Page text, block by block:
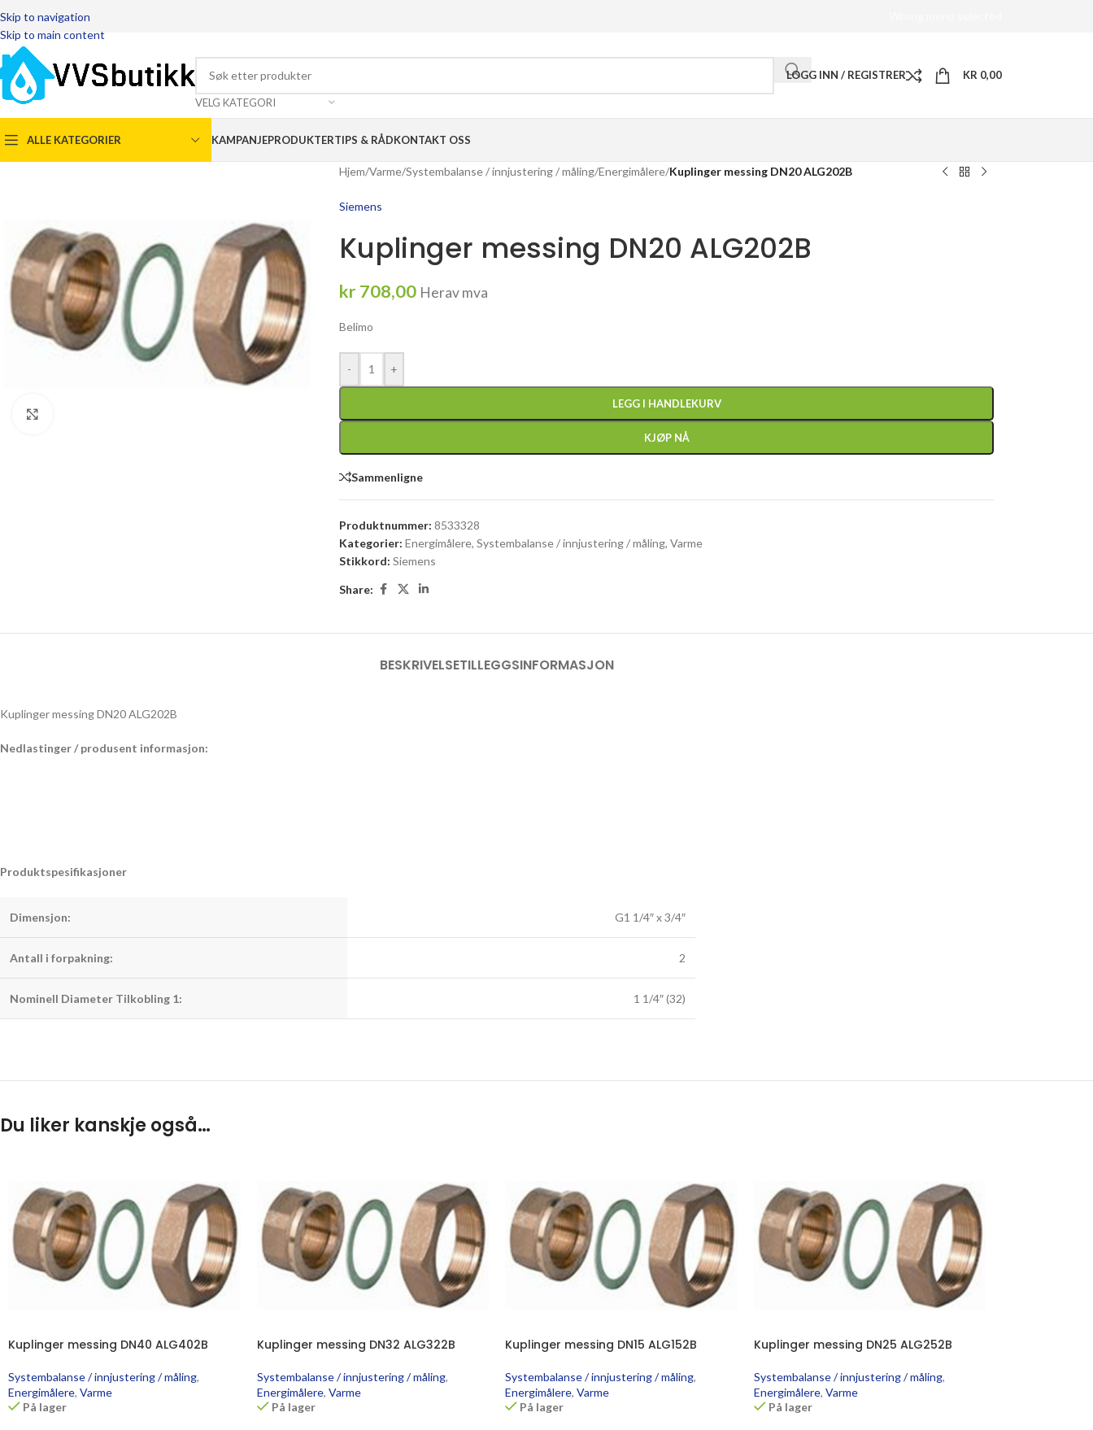
Skip to navigation
Skip to main content
VELG KATEGORI
LOGG INN / REGISTRER KR 0,00
ALLE KATEGORIER KAMPANJEPRODUKTERTIPS & RÅDKONTAKT OSS
Hjem/Varme/Systembalanse / innjustering / måling/Energimålere/Kuplinger messing DN20 ALG202B
Siemens
Kuplinger messing DN20 ALG202B
kr 708,00 Herav mva
Belimo
- +
LEGG I HANDLEKURV
KJØP NÅ
Sammenligne
Produktnummer:8533328
Kategorier: Energimålere, Systembalanse / innjustering / måling, Varme
Stikkord: Siemens
Share:
BESKRIVELSETILLEGGSINFORMASJON
Kuplinger messing DN20 ALG202B
Nedlastinger / produsent informasjon:
Produktspesifikasjoner
Dimensjon: G1 1/4″ x 3/4″
Antall i forpakning: 2
Nominell Diameter Tilkobling 1: 1 1/4″ (32)
Du liker kanskje også…
Kuplinger messing DN40 ALG402B
Systembalanse / innjustering / måling,
Energimålere, Varme
På lager
Kuplinger messing DN32 ALG322B
Systembalanse / innjustering / måling,
Energimålere, Varme
På lager
Kuplinger messing DN15 ALG152B
Systembalanse / innjustering / måling,
Energimålere, Varme
På lager
Kuplinger messing DN25 ALG252B
Systembalanse / innjustering / måling,
Energimålere, Varme
På lager